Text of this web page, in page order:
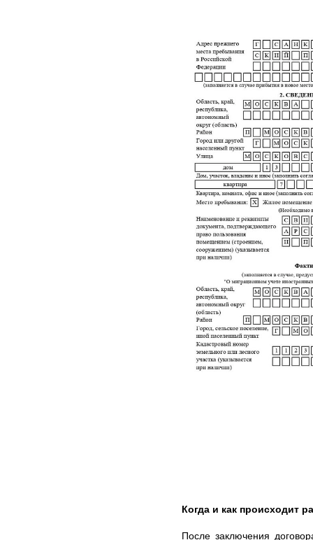
Когда и как происходит
После заключения